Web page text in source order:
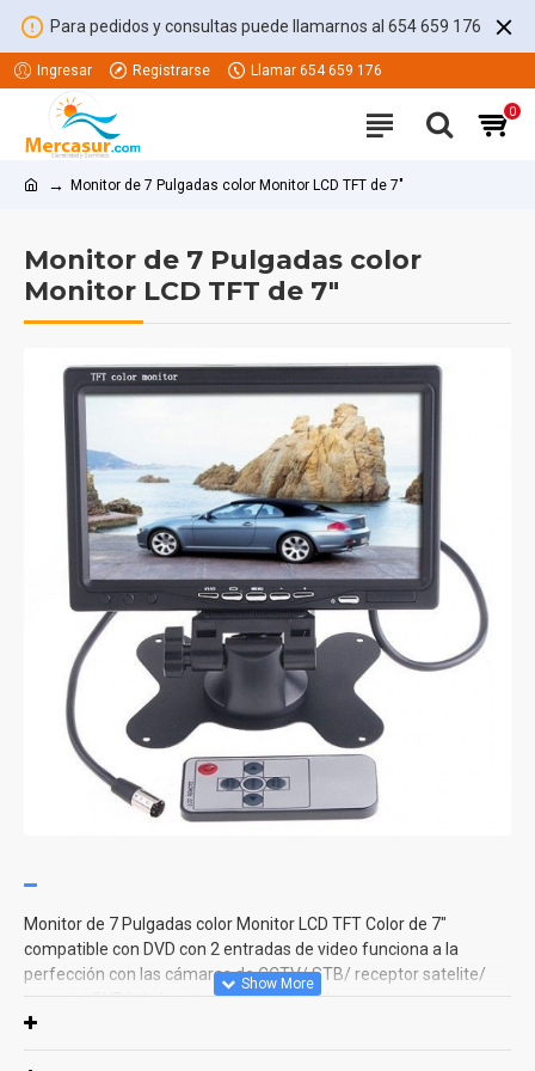
Para pedidos y consultas puede llamarnos al 654 659 176
Ingresar Registrarse Llamar 654 659 176
0
Monitor de 7 Pulgadas color Monitor LCD TFT de 7"
Monitor de 7 Pulgadas color
Monitor LCD TFT de 7"
Monitor de 7 Pulgadas color Monitor LCD TFT Color de 7"
compatible con DVD con 2 entradas de video funciona a la
perfección con las cámaras de CCTV/ STB/ receptor satelite/
receptor DVB/tdt / y otros equipos de video.